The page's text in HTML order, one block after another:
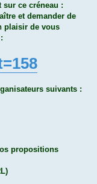
sur ce créneau :
et demander de
plaisir de vous
suivants :
propositions